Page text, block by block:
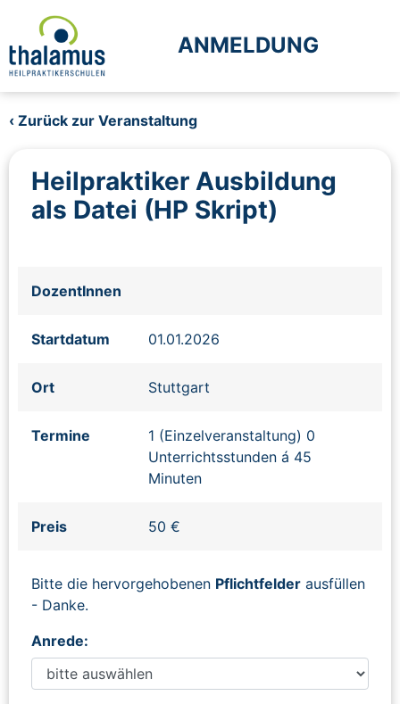
ANMELDUNG
‹ Zurück zur Veranstaltung
Heilpraktiker Ausbildung
als Datei (HP Skript)
DozentInnen
Startdatum 01.01.2026
Ort Stuttgart
Termine
1 (Einzelveranstaltung) 0
Unterrichtsstunden á 45
Minuten
Preis 50 €
Bitte die hervorgehobenen Pflichtfelder ausfüllen
- Danke.
Anrede: